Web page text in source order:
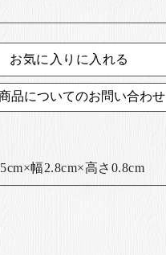
お気に入りに入れる
品についてのお問い合わせ
幅2.8cm×高さ0.8cm